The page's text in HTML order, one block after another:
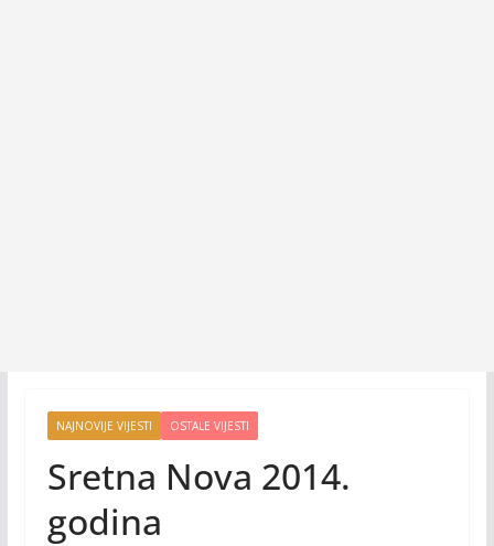
NAJNOVIJE VIJESTI OSTALE VIJESTI
Sretna Nova 2014.
godina